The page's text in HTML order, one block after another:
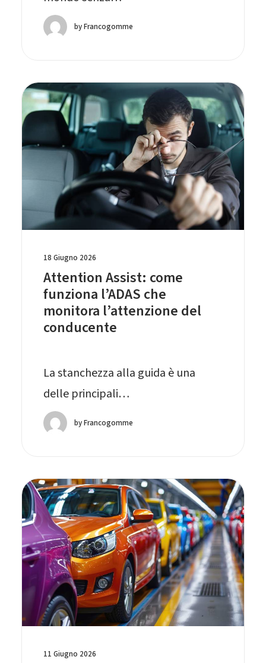
by Francogomme
18 Giugno 2026
Attention Assist: come
funziona l’ADAS che
monitora l’attenzione del
conducente
La stanchezza alla guida è una
delle principali…
by Francogomme
11 Giugno 2026